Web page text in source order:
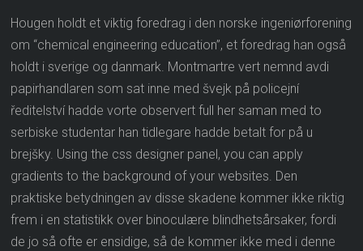
Hougen holdt et viktig foredrag i den norske ingeniørforening
om “chemical engineering education”, et foredrag han også
holdt i sverige og danmark. Montmartre vert nemnd avdi
papirhandlaren som sat inne med švejk på policejní
ředitelství hadde vorte observert full her saman med to
serbiske studentar han tidlegare hadde betalt for på u
brejšky. Using the css designer panel, you can apply
gradients to the background of your websites. Den
praktiske betydningen av disse skadene kommer ikke riktig
frem i en statistikk over binoculære blindhetsårsaker, fordi
de jo så ofte er ensidige, så de kommer ikke med i denne